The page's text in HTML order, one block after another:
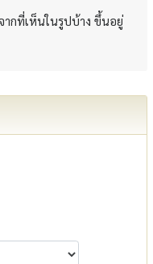
ากที่เห็นในรูปบ้าง ขึ้นอยู่